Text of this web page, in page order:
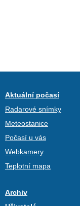
Aktuální počasí
Radarové snímky
Meteostanice
Počasí u vás
Webkamery
Teplotní mapa
Archiv